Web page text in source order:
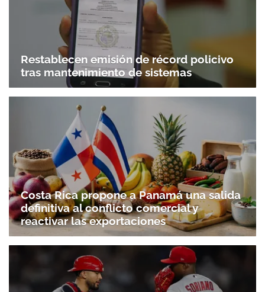
Restablecen emisión de récord policivo
tras mantenimiento de sistemas
Costa Rica propone a Panamá una salida
definitiva al conflicto comercial y
reactivar las exportaciones